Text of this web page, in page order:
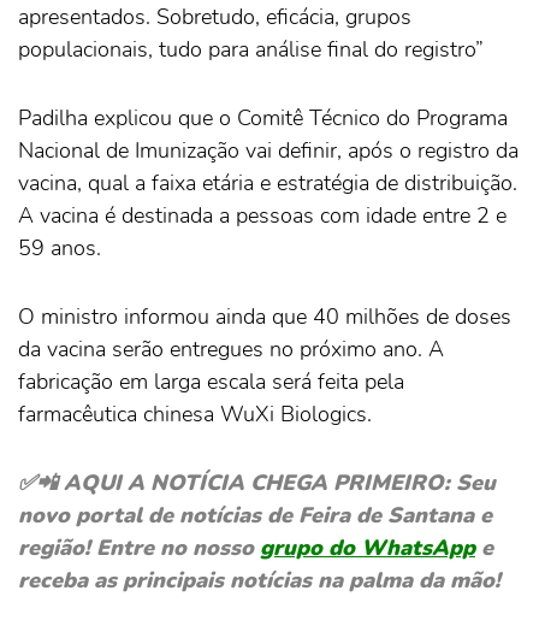
apresentados. Sobretudo, eficácia, grupos
populacionais, tudo para análise final do registro”
Padilha explicou que o Comitê Técnico do Programa
Nacional de Imunização vai definir, após o registro da
vacina, qual a faixa etária e estratégia de distribuição.
A vacina é destinada a pessoas com idade entre 2 e
59 anos.
O ministro informou ainda que 40 milhões de doses
da vacina serão entregues no próximo ano. A
fabricação em larga escala será feita pela
farmacêutica chinesa WuXi Biologics.
✅📲 AQUI A NOTÍCIA CHEGA PRIMEIRO: Seu
novo portal de notícias de Feira de Santana e
região! Entre no nosso grupo do WhatsAppe
receba as principais notícias na palma da mão!